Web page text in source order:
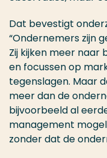
Dat bevestigt
“Ondernemers zijn
Zij kijken meer naar
en focussen op
tegenslagen. Maar
meer dan de
bijvoorbeeld al
management
zonder dat de